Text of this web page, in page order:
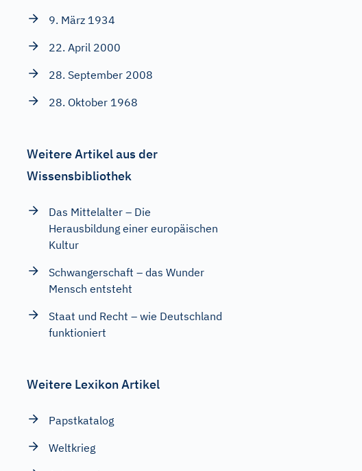
9. März 1934
22. April 2000
28. September 2008
28. Oktober 1968
Weitere Artikel aus der
Wissensbibliothek
Das Mittelalter – Die
Herausbildung einer europäischen
Kultur
Schwangerschaft – das Wunder
Mensch entsteht
Staat und Recht – wie Deutschland
funktioniert
Weitere Lexikon Artikel
Papstkatalog
Weltkrieg